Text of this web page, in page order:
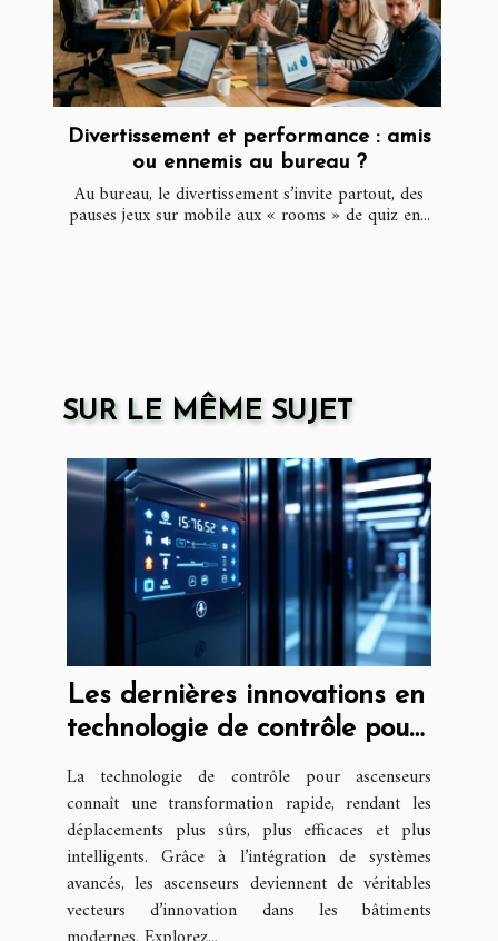
Divertissement et performance : amis
ou ennemis au bureau ?
Au bureau, le divertissement s’invite partout, des
pauses jeux sur mobile aux « rooms » de quiz en...
SUR LE MÊME SUJET
Les dernières innovations en
technologie de contrôle pour
ascenseurs
La technologie de contrôle pour ascenseurs
connaît une transformation rapide, rendant les
déplacements plus sûrs, plus efficaces et plus
intelligents. Grâce à l’intégration de systèmes
avancés, les ascenseurs deviennent de véritables
vecteurs d’innovation dans les bâtiments